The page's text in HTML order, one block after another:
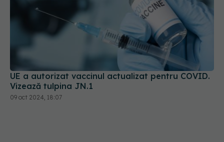
UE a autorizat vaccinul actualizat pentru COVID.
Vizează tulpina JN.1
09 oct 2024, 18:07